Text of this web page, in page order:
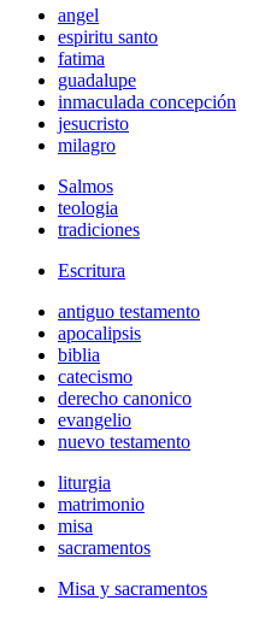
angel
espiritu santo
fatima
guadalupe
inmaculada concepción
jesucristo
milagro
Salmos
teologia
tradiciones
Escritura
antiguo testamento
apocalipsis
biblia
catecismo
derecho canonico
evangelio
nuevo testamento
liturgia
matrimonio
misa
sacramentos
Misa y sacramentos